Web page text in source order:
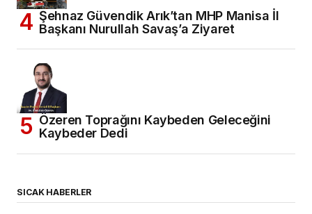
Şehnaz Güvendik Arık’tan MHP Manisa İl
Başkanı Nurullah Savaş’a Ziyaret
Özeren Toprağını Kaybeden Geleceğini
Kaybeder Dedi
SICAK HABERLER